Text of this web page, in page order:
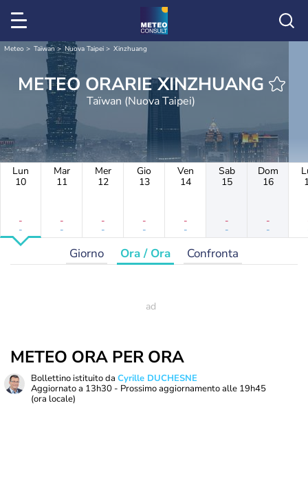
Meteo Taïwan Nuova Taipei Xinzhuang
METEO ORARIE XINZHUANG
Taïwan (Nuova Taipei)
Lun
10
-
-
Mar
11
-
-
Mer
12
-
-
Gio
13
-
-
Ven
14
-
-
Sab
15
-
-
Dom
16
-
-
Giorno Ora / Ora Confronta
METEO ORA PER ORA
Bollettino istituito da Cyrille DUCHESNE
Aggiornato a 13h30 - Prossimo aggiornamento alle 19h45
(ora locale)